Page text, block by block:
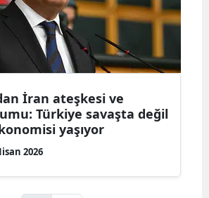
İran ateşkesi ve
Türkiye savaşta değil
yaşıyor
2026